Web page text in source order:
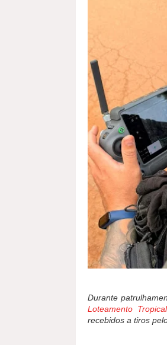
Durante
Loteamento Tropical
recebidos a tiros